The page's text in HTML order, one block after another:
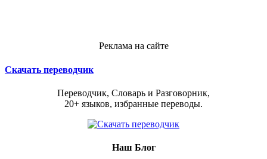
Реклама на сайте
Скачать переводчик
Переводчик, Словарь и Разговорник,
20+ языков, избранные переводы.
Наш Блог